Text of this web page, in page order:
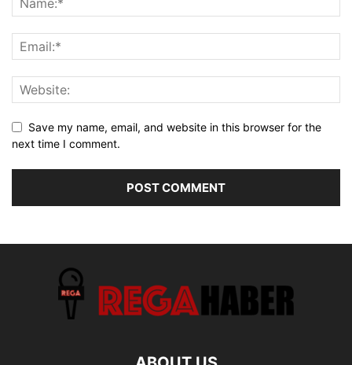
Save my name, email, and website in this browser for the
next time I comment.